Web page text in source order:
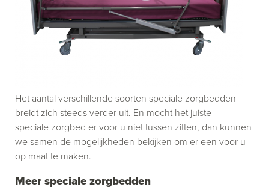
Meer speciale zorgbedden
Het aantal verschillende soorten speciale zorgbedden
breidt zich steeds verder uit. En mocht het juiste
speciale zorgbed er voor u niet tussen zitten, dan kunnen
we samen de mogelijkheden bekijken om er een voor u
op maat te maken.